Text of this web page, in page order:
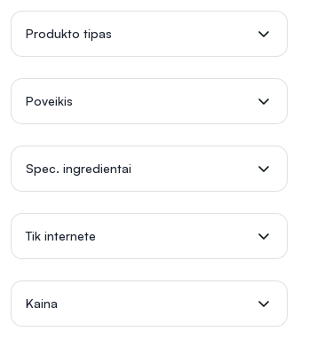
Produkto tipas
Poveikis
Spec. ingredientai
Tik internete
Kaina